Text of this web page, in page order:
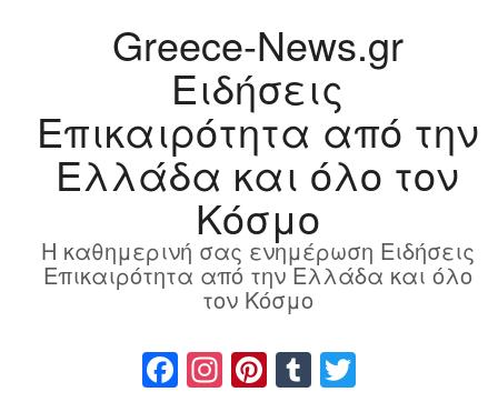
Greece-News.gr
Ειδήσεις
Επικαιρότητα από την
Ελλάδα και όλο τον
Κόσμο
Η καθημερινή σας ενημέρωση Ειδήσεις
Επικαιρότητα από την Ελλάδα και όλο
τον Κόσμο
Facebook
Instagram
Pinterest
Tumblr